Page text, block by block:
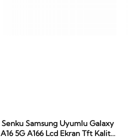
Sepete Ekle
Senku Samsung Uyumlu Galaxy
A16 5G A166 Lcd Ekran Tft Kalite